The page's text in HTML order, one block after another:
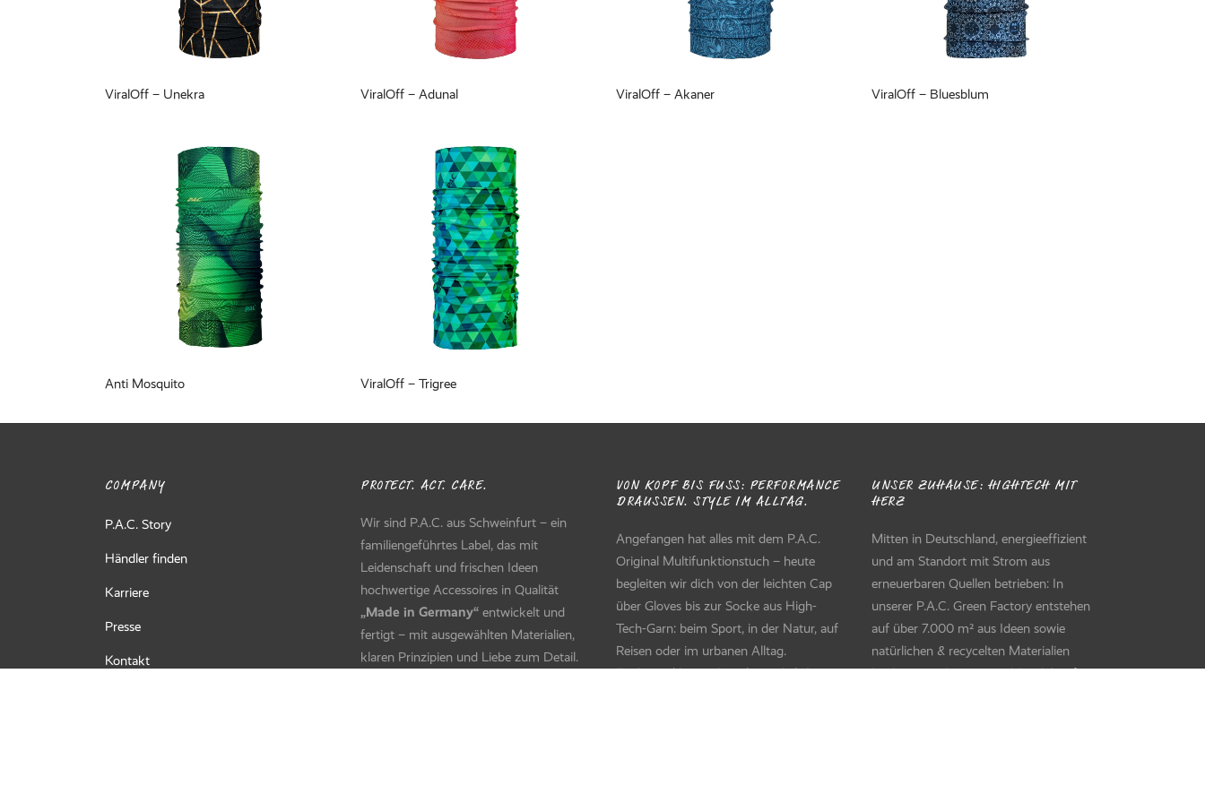
ViralOff – Unekra ViralOff – Adunal ViralOff – Akaner ViralOff – Bluesblum
Anti Mosquito ViralOff – Trigree
COMPANY
P.A.C. Story
Händler finden
Karriere
Presse
Kontakt
PROTECT. ACT. CARE.
Wir sind P.A.C. aus Schweinfurt – ein
familiengeführtes Label, das mit
Leidenschaft und frischen Ideen
hochwertige Accessoires in Qualität
„Made in Germany“ entwickelt und
fertigt – mit ausgewählten Materialien,
klaren Prinzipien und Liebe zum Detail.
VON KOPF BIS FUSS: PERFORMANCE D
RAUSSEN. STYLE IM ALLTAG.
Angefangen hat alles mit dem P.A.C.
Original Multifunktionstuch – heute
begleiten wir dich von der leichten Cap
über Gloves bis zur Socke aus High-
Tech-Garn: beim Sport, in der Natur, auf
Reisen oder im urbanen Alltag.
Funktional bis ins Detail – und als It-
UNSER ZUHAUSE: HIGHTECH MIT
HERZ
Mitten in Deutschland, energieeffizient
und am Standort mit Strom aus
erneuerbaren Quellen betrieben: In
unserer P.A.C. Green Factory entstehen
auf über 7.000 m² aus Ideen sowie
natürlichen & recycelten Materialien
hochwertige Designs und Produkte für